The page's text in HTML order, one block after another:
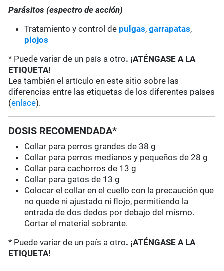
Parásitos (espectro de acción)
Tratamiento y control de pulgas,garrapatas,
piojos
* Puede variar de un país a otro. ¡ATÉNGASE A LA
ETIQUETA!
Lea también el artículo en este sitio sobre las
diferencias entre las etiquetas de los diferentes países
(enlace).
DOSIS RECOMENDADA*
Collar para perros grandes de 38 g
Collar para perros medianos y pequeños de 28 g
Collar para cachorros de 13 g
Collar para gatos de 13 g
Colocar el collar en el cuello con la precaución que
no quede ni ajustado ni flojo, permitiendo la
entrada de dos dedos por debajo del mismo.
Cortar el material sobrante.
* Puede variar de un país a otro. ¡ATÉNGASE A LA
ETIQUETA!